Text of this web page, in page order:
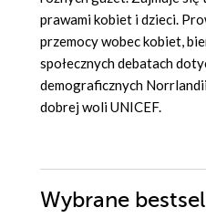
prawami kobiet i dzieci.
przemocy wobec kobiet,
społecznych debatach
demograficznych
dobrej woli UNICEF.
Wybrane